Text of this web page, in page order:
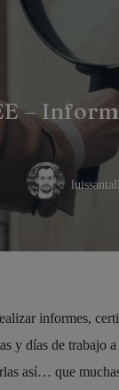
–
informes,
y días de trabajo
así… que